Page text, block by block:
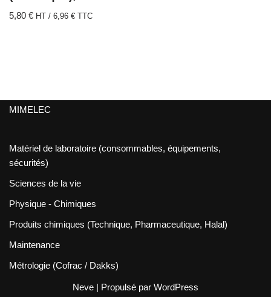
5,80 € HT / 6,96 € TTC
MIMELEC
Matériel de laboratoire (consommables, équipements,
sécurités)
Sciences de la vie
Physique - Chimiques
Produits chimiques (Technique, Pharmaceutique, Halal)
Maintenance
Métrologie (Cofrac / Dakks)
Neve | Propulsé par WordPress